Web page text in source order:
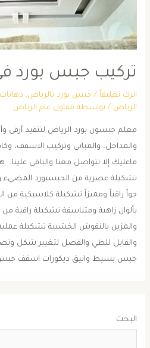
تركيب جبس بورد
اترك تعليقاً / جبس بورد بالرياض,
الرياض / بواسطة مقاول عام الرياض
معلم جبسون بورد الرياض لتنفيذ أرقى
والمداخل، والمباني وتركيب الاسقف،
ماعليك إلا تتواصل معنا والباقي
جواً راقياً ومميزاً تشكيلة كلاسيكية من
بألوان زاهية ومتناسقة تشكيلة راقية
والمزين بالنقوش الخشبية تشكيلة
والقابل للطي والفصل لتغيير شكل
جبس بسيط وانيق ديكورات اسقف
البحث